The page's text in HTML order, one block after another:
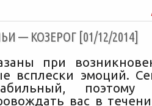
— КОЗЕРОГ [01/12/2014]
при
всплески эмоций.
поэтому
вас в